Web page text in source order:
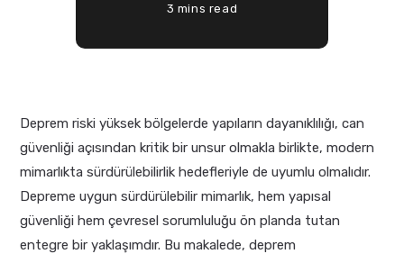
3 mins read
Deprem riski yüksek bölgelerde yapıların dayanıklılığı, can
güvenliği açısından kritik bir unsur olmakla birlikte, modern
mimarlıkta sürdürülebilirlik hedefleriyle de uyumlu olmalıdır.
Depreme uygun sürdürülebilir mimarlık, hem yapısal
güvenliği hem çevresel sorumluluğu ön planda tutan
entegre bir yaklaşımdır. Bu makalede, deprem